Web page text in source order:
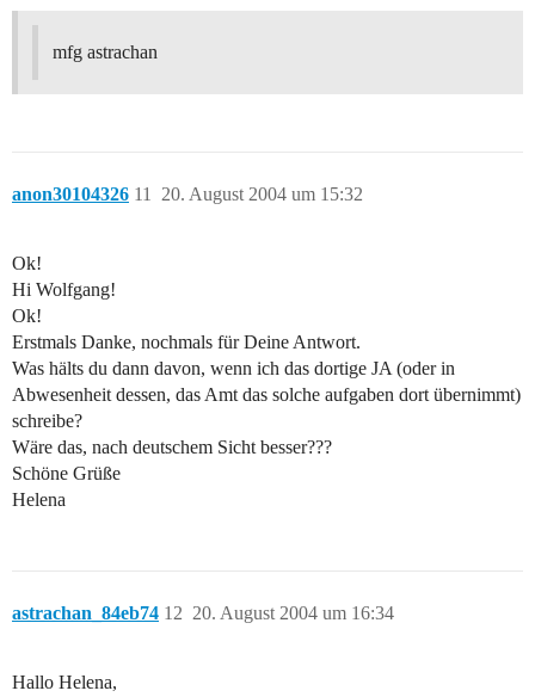
mfg astrachan
anon30104326 20. August 2004 um 15:32
11
Ok!
Hi Wolfgang!
Ok!
Erstmals Danke, nochmals für Deine Antwort.
Was hälts du dann davon, wenn ich das dortige JA (oder in
Abwesenheit dessen, das Amt das solche aufgaben dort übernimmt)
schreibe?
Wäre das, nach deutschem Sicht besser???
Schöne Grüße
Helena
astrachan_84eb74 20. August 2004 um 16:34
12
Hallo Helena,